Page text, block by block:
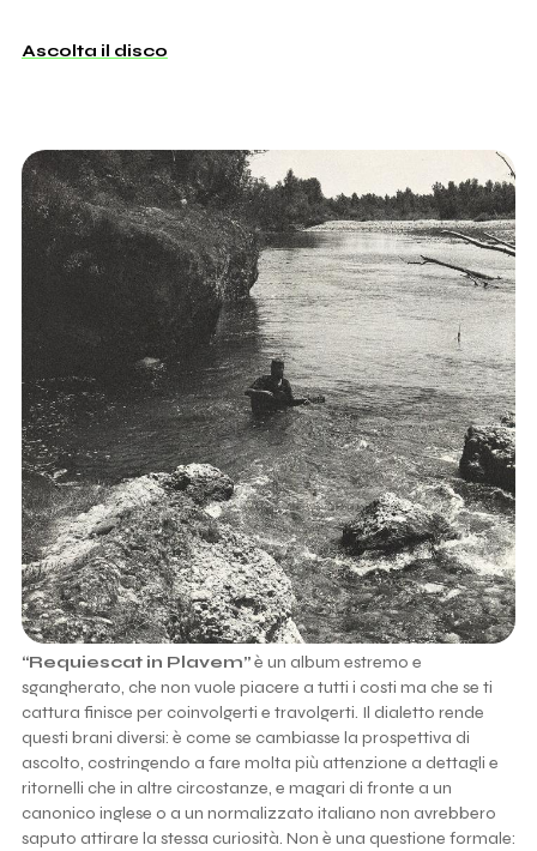
Ascolta il disco
“Requiescat in Plavem”è un album estremo e
sgangherato, che non vuole piacere a tutti i costi ma che se ti
cattura finisce per coinvolgerti e travolgerti. Il dialetto rende
questi brani diversi: è come se cambiasse la prospettiva di
ascolto, costringendo a fare molta più attenzione a dettagli e
ritornelli che in altre circostanze, e magari di fronte a un
canonico inglese o a un normalizzato italiano non avrebbero
saputo attirare la stessa curiosità. Non è una questione formale: